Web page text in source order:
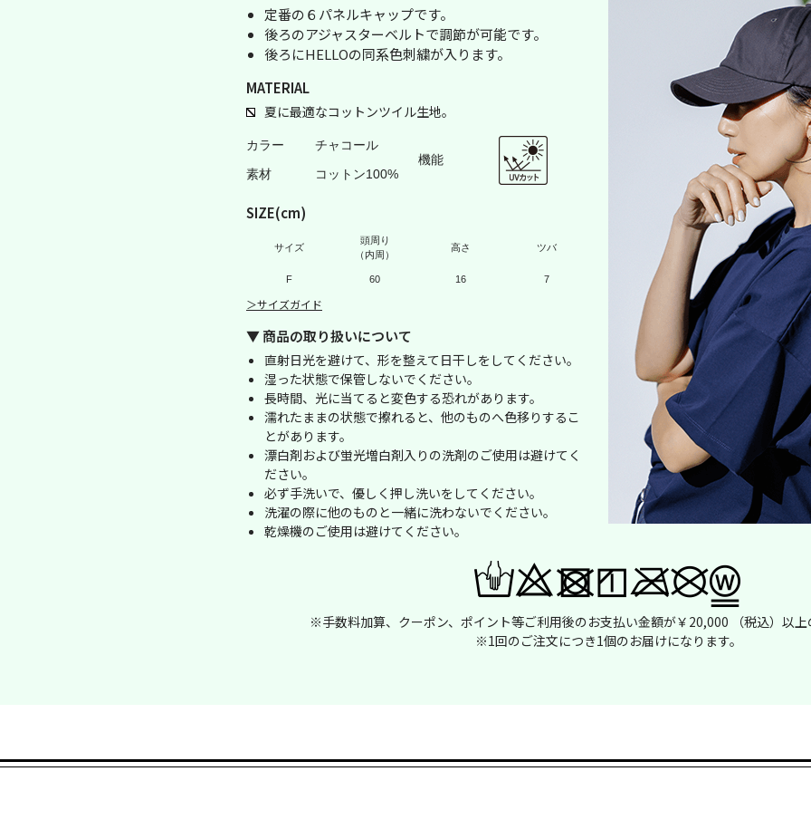
定番の６パネルキャップです。
後ろのアジャスターベルトで調節が可能です。
後ろにHELLOの同系色刺繍が入ります。
MATERIAL
夏に最適なコットンツイル生地。
カラー
チャコール
素材
コットン100%
機能
SIZE(cm)
サイズ
頭周り
（内周）
高さ ツバ
F 60 16 7
＞サイズガイド
▼ 商品の取り扱いについて
直射日光を避けて、形を整えて日干しをしてください。
湿った状態で保管しないでください。
長時間、光に当てると変色する恐れがあります。
濡れたままの状態で擦れると、他のものへ色移りするこ
とがあります。
漂白剤および蛍光増白剤入りの洗剤のご使用は避けてく
ださい。
必ず手洗いで、優しく押し洗いをしてください。
洗濯の際に他のものと一緒に洗わないでください。
乾燥機のご使用は避けてください。
※手数料加算、クーポン、ポイント等ご利用後のお支払い金額が￥20,000 （税込）以上
※1回のご注文につき1個のお届けになります。